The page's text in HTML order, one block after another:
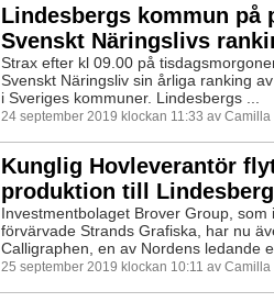
Lindesbergs kommun på
Svenskt Näringslivs
Strax efter kl 09.00 på
Svenskt Näringsliv sin årliga ranking
i Sveriges kommuner. Lindesbergs ...
24 september 2019 klockan 11:33 av
Kunglig Hovleverantör
produktion till Lindesberg
Investmentbolaget Brover Group, som
förvärvade Strands Grafiska, har nu
Calligraphen, en av Nordens ledande
25 september 2019 klockan 10:11 av